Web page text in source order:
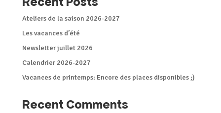
Ateliers de la saison 2026-2027
Les vacances d’été
Newsletter juillet 2026
Calendrier 2026-2027
Vacances de printemps: Encore des places disponibles ;)
Recent Comments